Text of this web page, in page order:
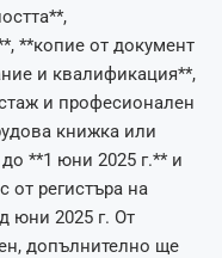
**копие от документ
и квалификация**,
и професионален
книжка или
**1 юни 2025 г.** и
от регистъра на
юни 2025 г. От
допълнително ще